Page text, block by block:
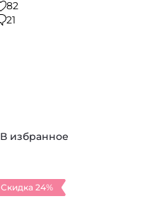
82
21
В избранное
Скидка 24%